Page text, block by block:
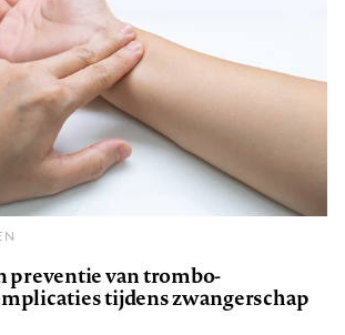
preventie van trombo-
tijdens zwangerschap